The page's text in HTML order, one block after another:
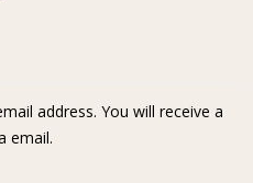
address. You will receive a
email.